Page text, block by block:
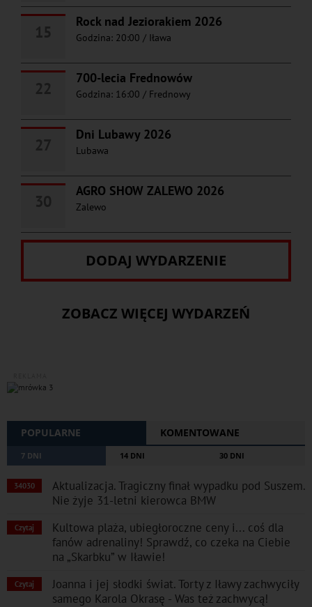
Rock nad Jeziorakiem 2026
Godzina: 20:00 / Iława
700-lecia Frednowów
Godzina: 16:00 / Frednowy
Dni Lubawy 2026
Lubawa
AGRO SHOW ZALEWO 2026
Zalewo
DODAJ WYDARZENIE
ZOBACZ WIĘCEJ WYDARZEŃ
POPULARNE KOMENTOWANE
7 DNI 14 DNI 30 DNI
34030
Aktualizacja. Tragiczny finał wypadku pod Suszem.
Nie żyje 31-letni kierowca BMW
Czytaj
Kultowa plaża, ubiegłoroczne ceny i... coś dla
fanów adrenaliny! Sprawdź, co czeka na Ciebie
na „Skarbku” w Iławie!
Czytaj
Joanna i jej słodki świat. Torty z Iławy zachwyciły
samego Karola Okrasę - Was też zachwycą!